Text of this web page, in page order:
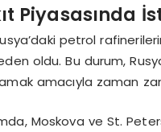
Piyasasında
petrol
oldu. Bu durum,
amacıyla zaman
Moskova ve St.